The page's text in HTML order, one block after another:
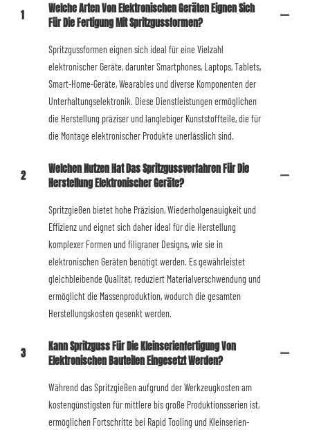
1
Welche Arten Von Elektronischen Geräten Eignen Sich
Für Die Fertigung Mit Spritzgussformen?
Spritzgussformen eignen sich ideal für eine Vielzahl
elektronischer Geräte, darunter Smartphones, Laptops, Tablets,
Smart-Home-Geräte, Wearables und diverse Komponenten der
Unterhaltungselektronik. Diese Dienstleistungen ermöglichen
die Herstellung präziser und langlebiger Kunststoffteile, die für
die Montage elektronischer Produkte unerlässlich sind.
2
Welchen Nutzen Hat Das Spritzgussverfahren Für Die
Herstellung Elektronischer Geräte?
Spritzgießen bietet hohe Präzision, Wiederholgenauigkeit und
Effizienz und eignet sich daher ideal für die Herstellung
komplexer Formen und filigraner Designs, wie sie in
elektronischen Geräten benötigt werden. Es gewährleistet
gleichbleibende Qualität, reduziert Materialverschwendung und
ermöglicht die Massenproduktion, wodurch die gesamten
Herstellungskosten gesenkt werden.
3
Kann Spritzguss Für Die Kleinserienfertigung Von
Elektronischen Bauteilen Eingesetzt Werden?
Während das Spritzgießen aufgrund der Werkzeugkosten am
kostengünstigsten für mittlere bis große Produktionsserien ist,
ermöglichen Fortschritte bei Rapid Tooling und Kleinserien-